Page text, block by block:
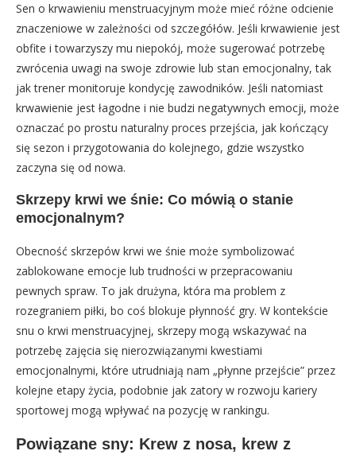
Sen o krwawieniu menstruacyjnym może mieć różne odcienie
znaczeniowe w zależności od szczegółów. Jeśli krwawienie jest
obfite i towarzyszy mu niepokój, może sugerować potrzebę
zwrócenia uwagi na swoje zdrowie lub stan emocjonalny, tak
jak trener monitoruje kondycję zawodników. Jeśli natomiast
krwawienie jest łagodne i nie budzi negatywnych emocji, może
oznaczać po prostu naturalny proces przejścia, jak kończący
się sezon i przygotowania do kolejnego, gdzie wszystko
zaczyna się od nowa.
Skrzepy krwi we śnie: Co mówią o stanie
emocjonalnym?
Obecność skrzepów krwi we śnie może symbolizować
zablokowane emocje lub trudności w przepracowaniu
pewnych spraw. To jak drużyna, która ma problem z
rozegraniem piłki, bo coś blokuje płynność gry. W kontekście
snu o krwi menstruacyjnej, skrzepy mogą wskazywać na
potrzebę zajęcia się nierozwiązanymi kwestiami
emocjonalnymi, które utrudniają nam „płynne przejście” przez
kolejne etapy życia, podobnie jak zatory w rozwoju kariery
sportowej mogą wpływać na pozycję w rankingu.
Powiązane sny: Krew z nosa, krew z